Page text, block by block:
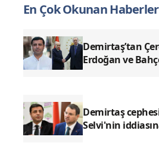
En Çok Okunan Haberler
Demirtaş’tan
Erdoğan ve
Demirtaş
Selvi'nin